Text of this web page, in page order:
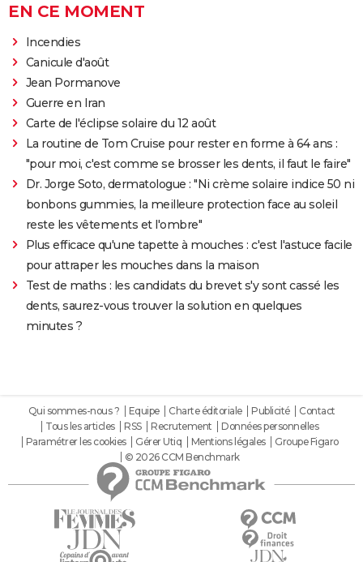
EN CE MOMENT
Incendies
Canicule d'août
Jean Pormanove
Guerre en Iran
Carte de l'éclipse solaire du 12 août
La routine de Tom Cruise pour rester en forme à 64 ans :
"pour moi, c'est comme se brosser les dents, il faut le faire"
Dr. Jorge Soto, dermatologue : "Ni crème solaire indice 50 ni
bonbons gummies, la meilleure protection face au soleil
reste les vêtements et l'ombre"
Plus efficace qu'une tapette à mouches : c'est l'astuce facile
pour attraper les mouches dans la maison
Test de maths : les candidats du brevet s'y sont cassé les
dents, saurez-vous trouver la solution en quelques
minutes ?
Qui sommes-nous ? Equipe Charte éditoriale Publicité
Contact
Tous les articles
RSS Recrutement
Données personnelles
Paramétrer les cookies
Gérer Utiq Mentions légales
Groupe Figaro
© 2026 CCM Benchmark